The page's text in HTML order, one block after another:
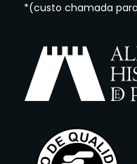
*(custo chamada